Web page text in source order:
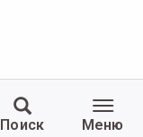
Поиск Меню